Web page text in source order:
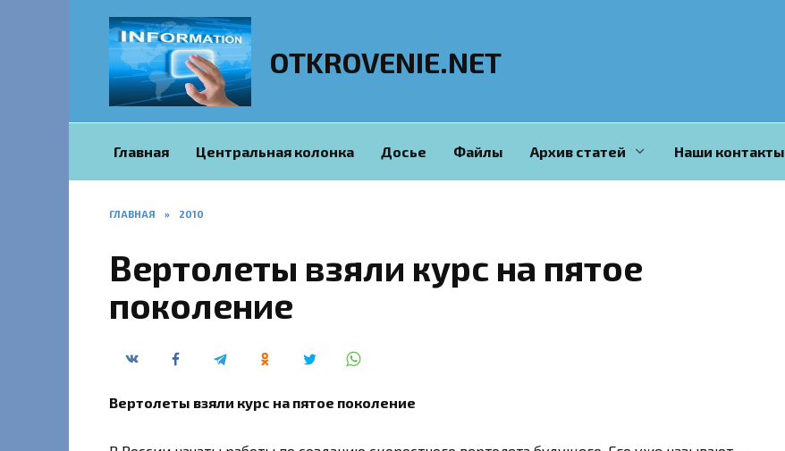
OTKROVENIE.NET
Главная Центральная колонка Досье Файлы Архив статей Наши контакты
ГЛАВНАЯ » 2010
Вертолеты взяли курс на пятое
поколение
Вертолеты взяли курс на пятое поколение